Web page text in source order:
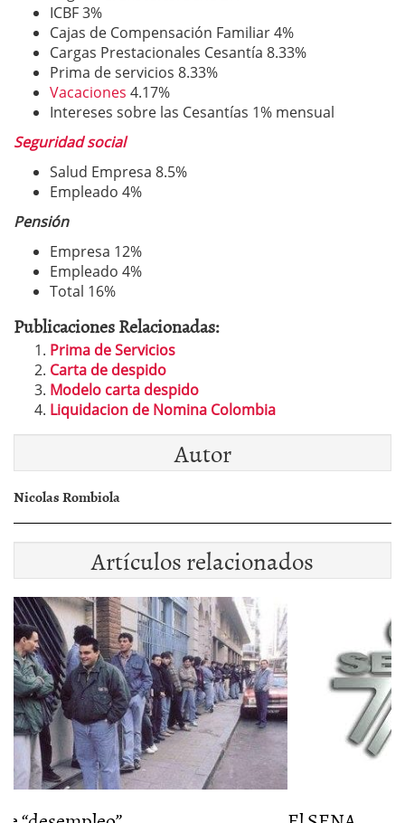
ICBF 3%
Cajas de Compensación Familiar 4%
Cargas Prestacionales Cesantía 8.33%
Prima de servicios 8.33%
Vacaciones 4.17%
Intereses sobre las Cesantías 1% mensual
Seguridad social
Salud Empresa 8.5%
Empleado 4%
Pensión
Empresa 12%
Empleado 4%
Total 16%
Publicaciones Relacionadas:
Prima de Servicios
Carta de despido
Modelo carta despido
Liquidacion de Nomina Colombia
Autor
Nicolas Rombiola
Artículos relacionados